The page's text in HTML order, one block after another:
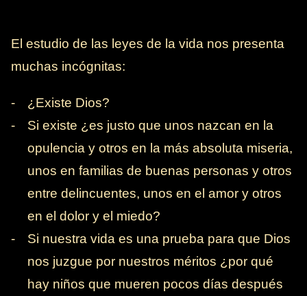
El estudio de las leyes de la vida nos presenta
muchas incógnitas:
-
¿Existe Dios?
-
Si existe ¿es justo que unos nazcan en la
opulencia y otros en la más absoluta miseria,
unos en familias de buenas personas y otros
entre delincuentes, unos en el amor y otros
en el dolor y el miedo?
-
Si nuestra vida es una prueba para que Dios
nos juzgue por nuestros méritos ¿por qué
hay niños que mueren pocos días después